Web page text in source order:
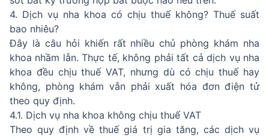
4. Dịch vụ nha khoa có chịu thuế không? Thuế suất
bao nhiêu?
Đây là câu hỏi khiến rất nhiều chủ phòng khám nha
khoa nhầm lẫn. Thực tế, không phải tất cả dịch vụ nha
khoa đều chịu thuế VAT, nhưng dù có chịu thuế hay
không, phòng khám vẫn phải xuất hóa đơn điện tử
theo quy định.
4.1. Dịch vụ nha khoa không chịu thuế VAT
Theo quy định về thuế giá trị gia tăng, các dịch vụ